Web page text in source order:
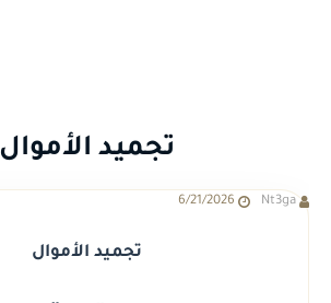
تجميد الأموال
Nt3ga
6/21/2026
تجميد الأموال